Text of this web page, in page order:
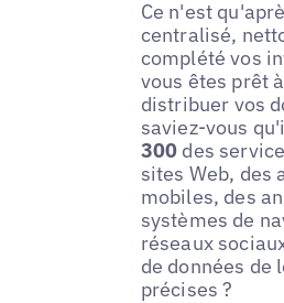
Ce n'est
centralisé,
complété vos
vous êtes prêt
distribuer vos
saviez-vous
300 des
sites Web, des
mobiles, des
systèmes de
réseaux
de données de
précises ?